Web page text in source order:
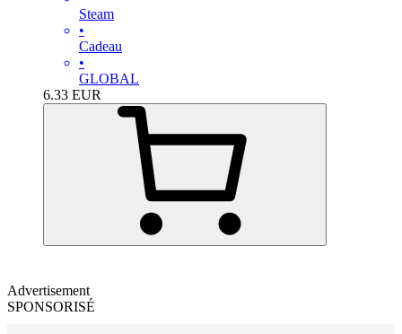
Steam
•
Cadeau
•
GLOBAL
6.33 EUR
Advertisement
SPONSORISÉ